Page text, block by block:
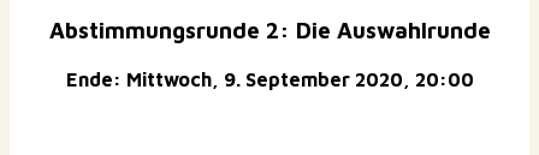
Abstimmungsrunde 2: Die Auswahlrunde
Ende: Mittwoch, 9. September 2020, 20:00